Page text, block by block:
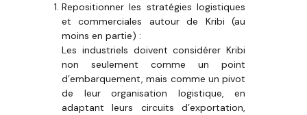
Repositionner les stratégies logistiques
et commerciales autour de Kribi (au
moins en partie) :
Les industriels doivent considérer Kribi
non seulement comme un point
d’embarquement, mais comme un pivot
de leur organisation logistique, en
adaptant leurs circuits d’exportation,